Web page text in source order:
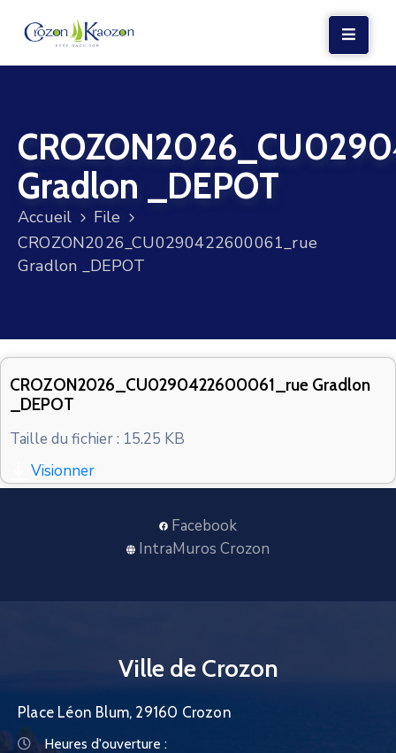
VIE
LOCALE
VIE
SOCIALE
TERRE
VOS
CONTACT
Gradlon _DEPOT
Accueil
File
CROZON2026_CU0290422600061_rue
Gradlon _DEPOT
CROZON2026_CU0290422600061_rue Gradlon
_DEPOT
Taille du fichier : 15.25 KB
Visionner
Facebook
IntraMuros Crozon
Ville de Crozon
Place Léon Blum, 29160 Crozon
Heures d'ouverture :